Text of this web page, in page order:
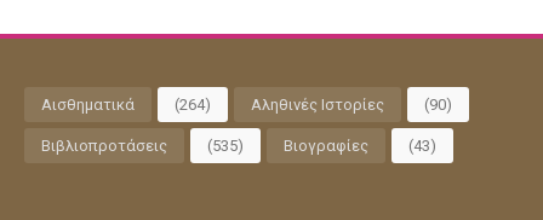
Αισθηματικά (264) Αληθινές Ιστορίες (90)
Βιβλιοπροτάσεις (535) Βιογραφίες (43)